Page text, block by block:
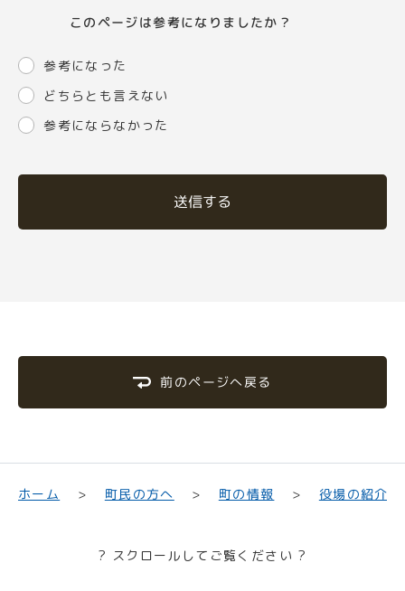
このページは参考になりましたか？
参考になった
どちらとも言えない
参考にならなかった
送信する
前のページへ戻る
ホーム 町民の方へ 町の情報 役場の紹介
? スクロールしてご覧ください ?